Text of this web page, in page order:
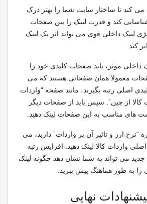
کند تا ساختار سایت شما را بهتر درک
کند و قدرت لینک را بین صفحات
لینک داخلی قوی می تواند اثر بک لینک
کند.
داخلی موثر، باید صفحات کلیدی خود را
معمولا همان صفحاتی هستند که می
اصلی رتبه بگیرند، مانند صفحه “واردات
کالا از چین”. سپس باید از صفحات دیگر
های مناسب به این صفحات لینک دهید.
“نرخ ارز و تاثیر آن بر واردات” دارید، می
واردات کالا لینک دهید. افزایش رتبه
می تواند به شما نشان دهد چگونه لینک
به طور هماهنگ پیش ببرید.
نهایی